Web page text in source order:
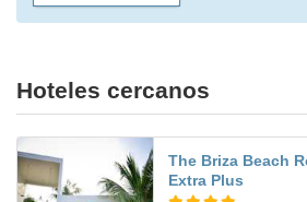
Hoteles cercanos
The Briza Beach
Extra Plus